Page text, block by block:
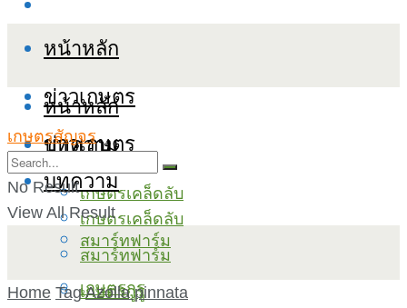
หน้าหลัก
ข่าวเกษตร
บทความ
เกษตรเคล็ดลับ
สมาร์ทฟาร์ม
เกษตรกูรู
หน้าหลัก
ข่าวเกษตร
บทความ
เกษตรเคล็ดลับ
สมาร์ทฟาร์ม
เกษตรกูรู
เกษตรสัญจร
No Result
View All Result
Home Tag Azolla pinnata